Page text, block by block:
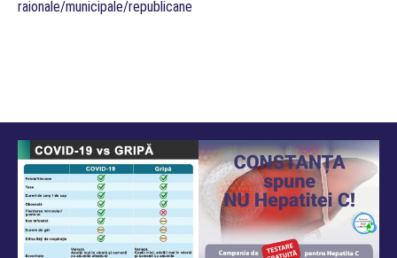
raionale/municipale/republicane